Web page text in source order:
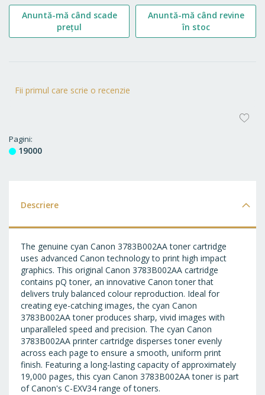
Fii primul care scrie o recenzie
Pagini
19000
Anuntă-mă când scade
prețul
Anuntă-mă când revine
în stoc
Descriere
The genuine cyan Canon 3783B002AA toner cartridge
uses advanced Canon technology to print high impact
graphics. This original Canon 3783B002AA cartridge
contains pQ toner, an innovative Canon toner that
delivers truly balanced colour reproduction. Ideal for
creating eye-catching images, the cyan Canon
3783B002AA toner produces sharp, vivid images with
unparalleled speed and precision. The cyan Canon
3783B002AA printer cartridge disperses toner evenly
across each page to ensure a smooth, uniform print
finish. Featuring a long-lasting capacity of approximately
19,000 pages, this cyan Canon 3783B002AA toner is part
of Canon's C-EXV34 range of toners.